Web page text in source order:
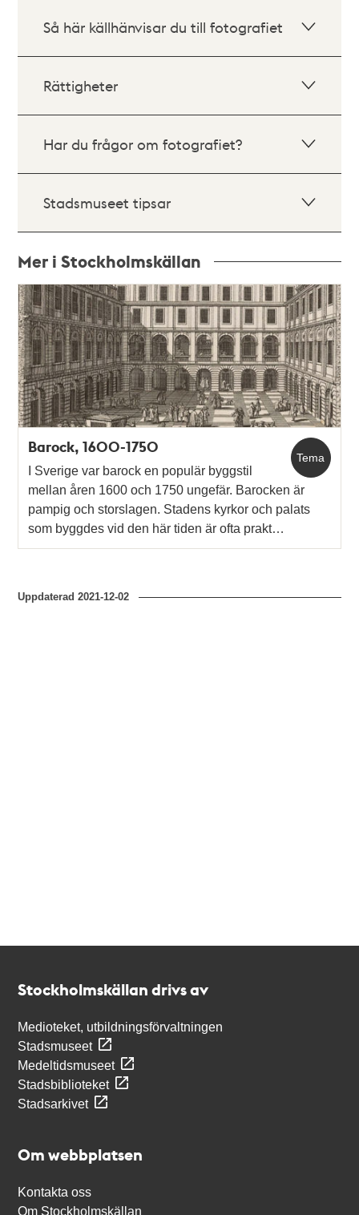
Så här källhänvisar du till fotografiet
Rättigheter
Har du frågor om fotografiet?
Stadsmuseet tipsar
Mer i Stockholmskällan
Relaterade
poster
och
teman
Tema
Barock, 1600-1750
I Sverige var barock en populär byggstil
mellan åren 1600 och 1750 ungefär. Barocken är
pampig och storslagen. Stadens kyrkor och palats
som byggdes vid den här tiden är ofta prakt…
Uppdaterad2021-12-02
Stockholmskällan drivs av
Medioteket, utbildningsförvaltningen
Stadsmuseet
Medeltidsmuseet
Stadsbiblioteket
Stadsarkivet
Om webbplatsen
Kontakta oss
Om Stockholmskällan